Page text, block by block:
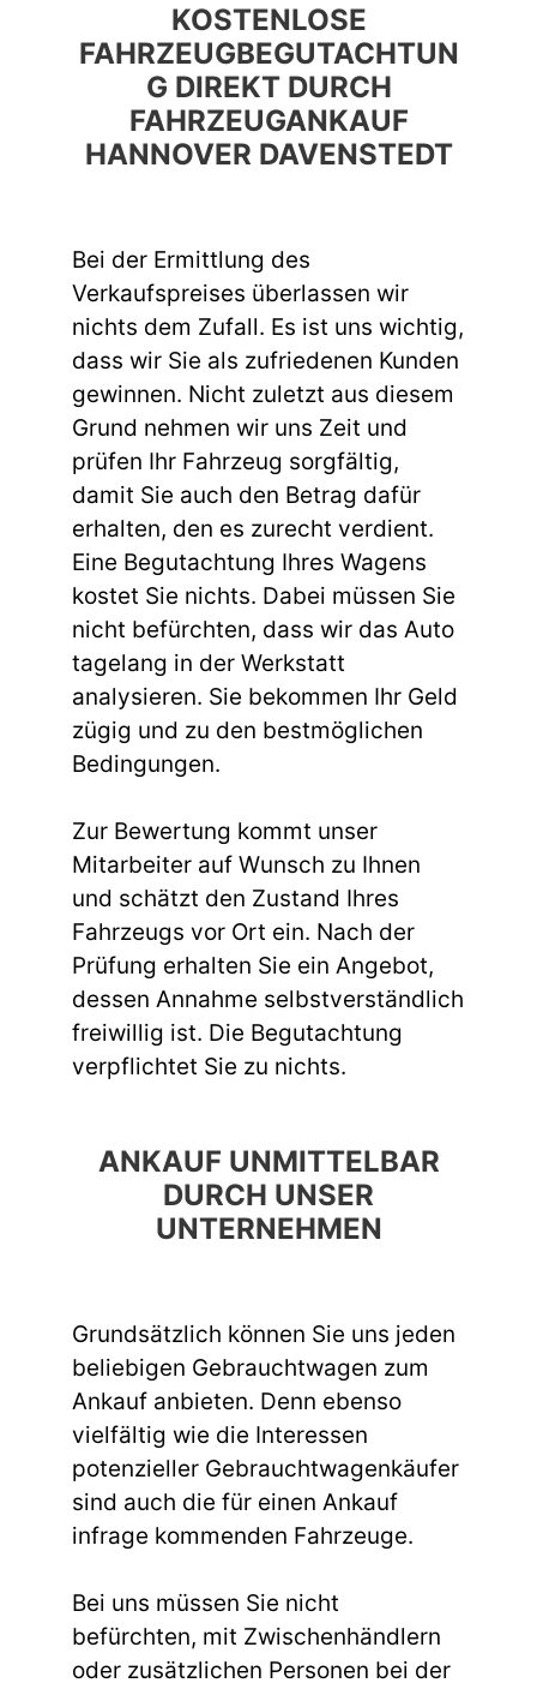
KOSTENLOSE
FAHRZEUGBEGUTACHTUN
G DIREKT DURCH
FAHRZEUGANKAUF
HANNOVER DAVENSTEDT
Bei der Ermittlung des
Verkaufspreises überlassen wir
nichts dem Zufall. Es ist uns wichtig,
dass wir Sie als zufriedenen Kunden
gewinnen. Nicht zuletzt aus diesem
Grund nehmen wir uns Zeit und
prüfen Ihr Fahrzeug sorgfältig,
damit Sie auch den Betrag dafür
erhalten, den es zurecht verdient.
Eine Begutachtung Ihres Wagens
kostet Sie nichts. Dabei müssen Sie
nicht befürchten, dass wir das Auto
tagelang in der Werkstatt
analysieren. Sie bekommen Ihr Geld
zügig und zu den bestmöglichen
Bedingungen.
Zur Bewertung kommt unser
Mitarbeiter auf Wunsch zu Ihnen
und schätzt den Zustand Ihres
Fahrzeugs vor Ort ein. Nach der
Prüfung erhalten Sie ein Angebot,
dessen Annahme selbstverständlich
freiwillig ist. Die Begutachtung
verpflichtet Sie zu nichts.
ANKAUF UNMITTELBAR
DURCH UNSER
UNTERNEHMEN
Grundsätzlich können Sie uns jeden
beliebigen Gebrauchtwagen zum
Ankauf anbieten. Denn ebenso
vielfältig wie die Interessen
potenzieller Gebrauchtwagenkäufer
sind auch die für einen Ankauf
infrage kommenden Fahrzeuge.
Bei uns müssen Sie nicht
befürchten, mit Zwischenhändlern
oder zusätzlichen Personen bei der